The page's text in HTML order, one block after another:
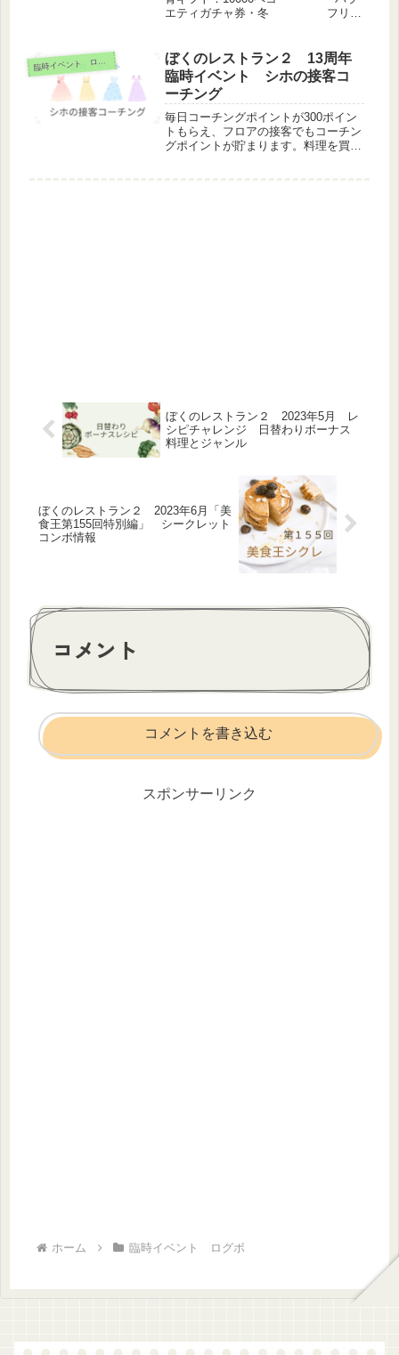
エティガチャ券・冬 フリー
ク ジンジャーエール
×30？？？？：ジンジャーエール×...
臨
時イベント ログボ
ぼくのレストラン２ 13周年
臨時イベント シホの接客コ
ーチング
毎日コーチングポイントが300ポイン
トもらえ、フロアの接客でもコーチン
グポイントが貯まります。料理を買っ
ぼくのレストラン２ 2023年5月 レ
シピチャレンジ 日替わりボーナス
料理とジャンル
ぼくのレストラン２ 2023年6月「美
食王第155回特別編」 シークレット
コンボ情報
コメント
コメントを書き込む
スポンサーリンク
ホーム 臨時イベント ログボ